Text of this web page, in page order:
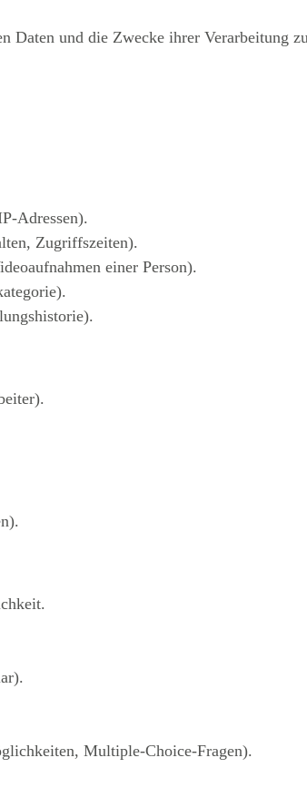
Daten und die Zwecke ihrer Verarbeitung
Adressen).
Zugriffszeiten).
einer Person).
Multiple-Choice-Fragen).